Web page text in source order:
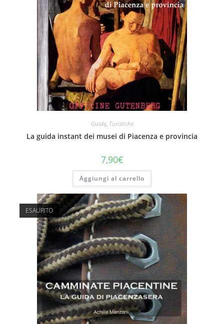
Guide, Turistiche
La guida instant dei musei di Piacenza e provincia
7,90€
Aggiungi al carrello
ESAURITO